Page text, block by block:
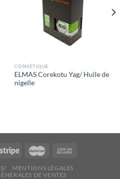
COSMÉTIQUE
ELMAS Corekotu Yag/ Huile de
nigelle
MENTIONS LÉGALES
DE VENTES